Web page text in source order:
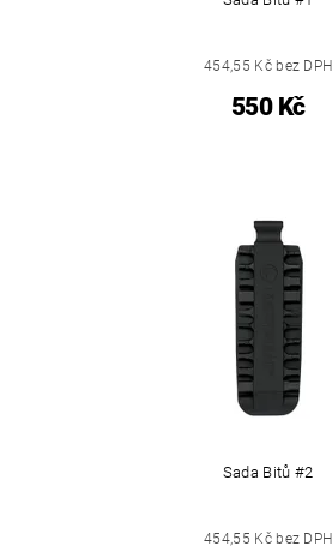
454,55 Kč bez DPH
550 Kč
Sada Bitů #2
454,55 Kč bez DPH